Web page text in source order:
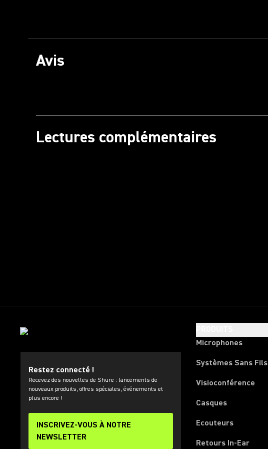
Avis
Lectures complémentaires
Restez connecté !
Recevez des nouvelles de Shure : lancements de
nouveaux produits, offres spéciales, événements et
plus encore !
INSCRIVEZ-VOUS À NOTRE
NEWSLETTER
Microphones
Systèmes Sans Fils
Visioconférence
Casques
Ecouteurs
Retours In-Ear